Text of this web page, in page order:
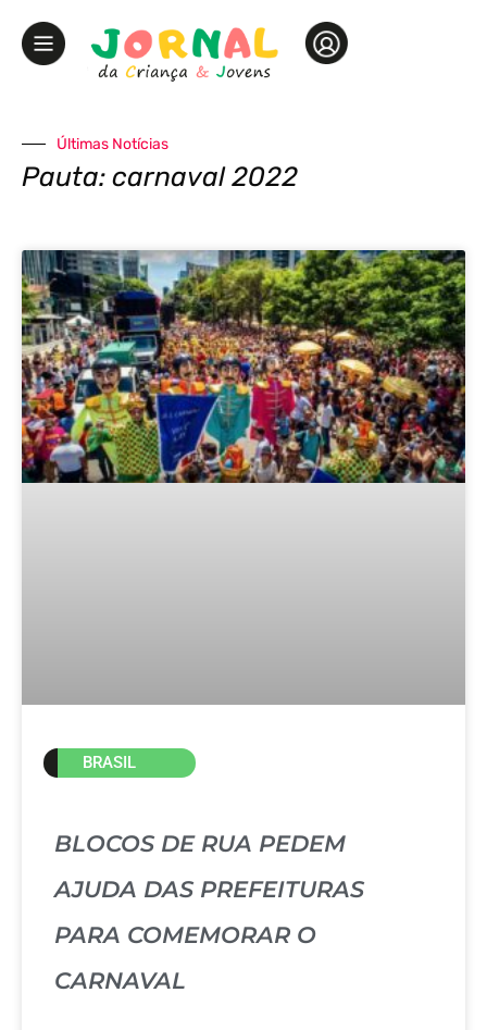
Últimas Notícias
Pauta: carnaval 2022
BRASIL
BLOCOS DE RUA PEDEM
AJUDA DAS PREFEITURAS
PARA COMEMORAR O
CARNAVAL